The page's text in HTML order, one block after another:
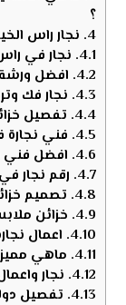
؟
4. نجار راس
4.1. نجار في
4.2. افضل
4.3. نجار فك
4.4. تفصيل
4.5. فني
4.6. افضل فني
4.7. رقم نجار
4.8. تصميم
4.9. خزائن
4.10. اعمال
4.11. ماهي
4.12. نجار
4.13. تفصيل